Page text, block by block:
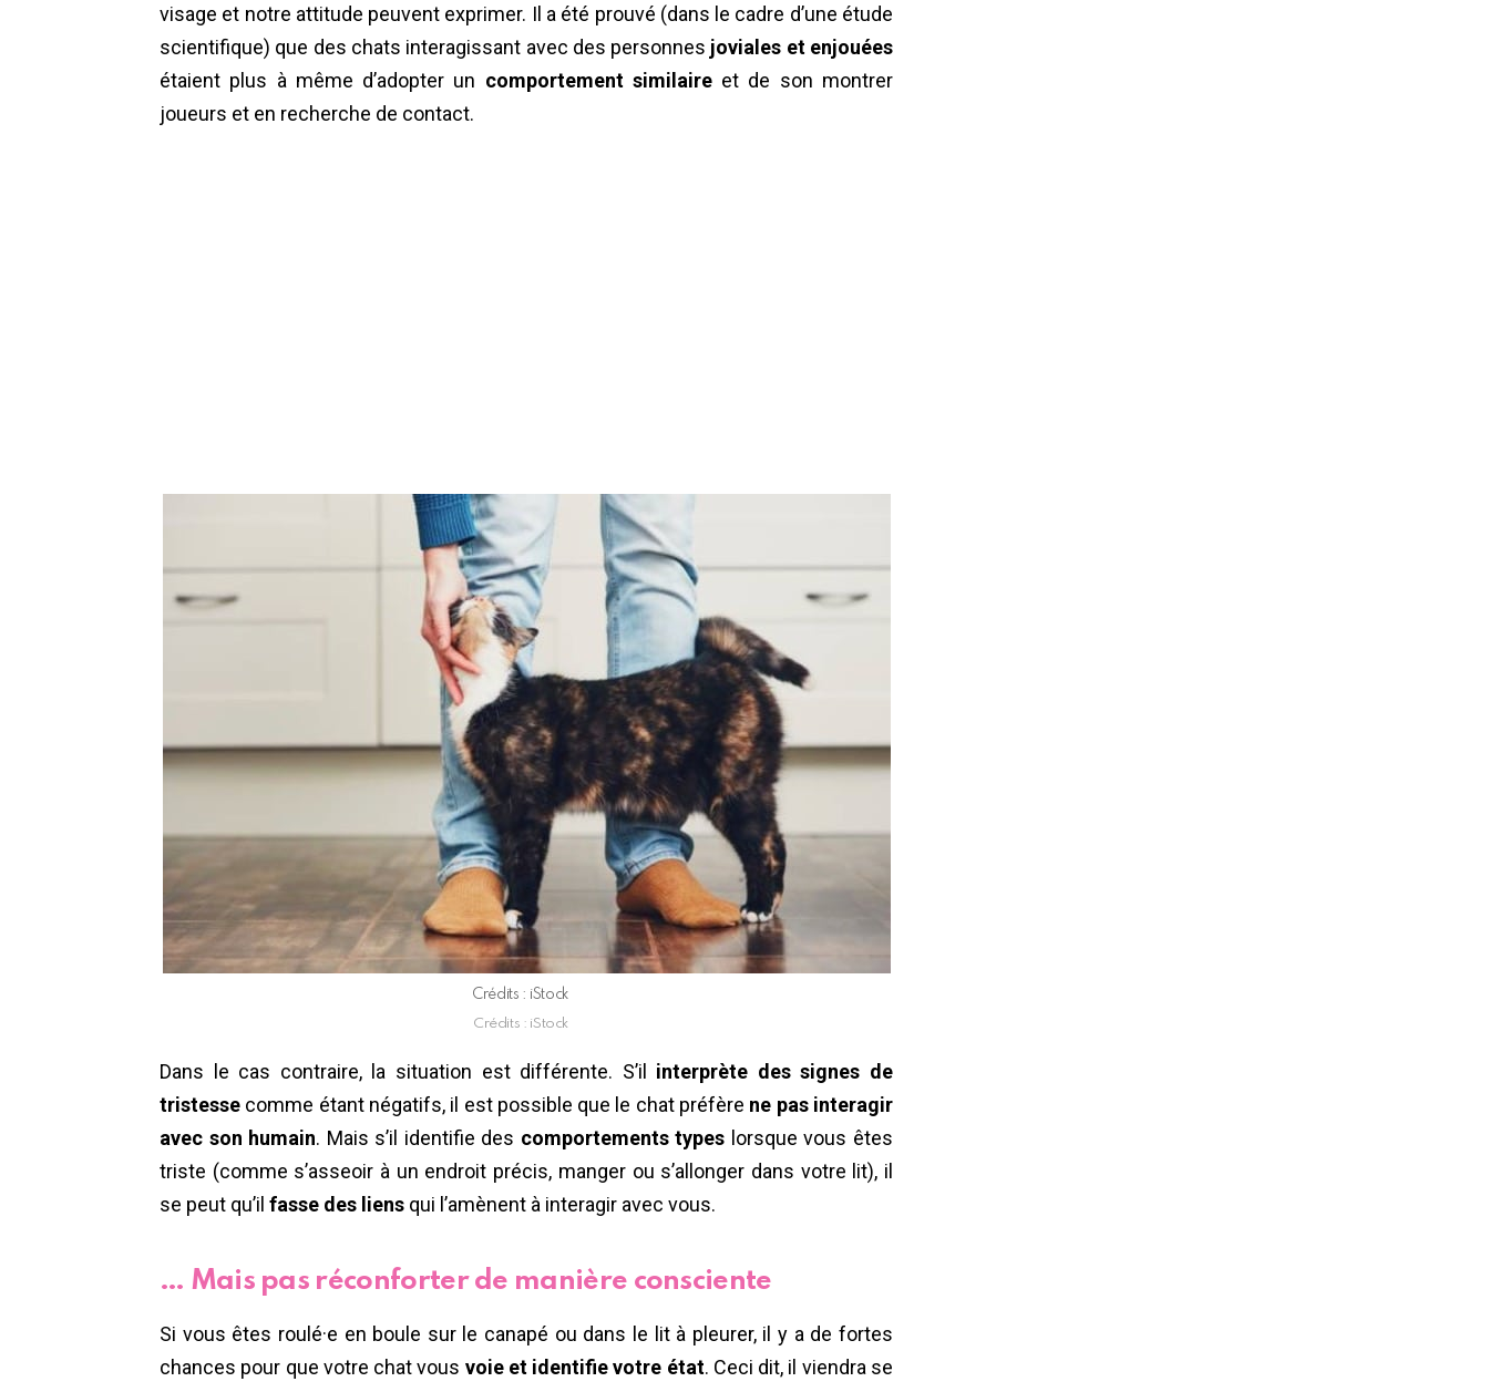
visage et notre attitude peuvent exprimer. Il a été prouvé (dans le cadre d’une étude
scientifique) que des chats interagissant avec des personnes joviales et enjouées
étaient plus à même d’adopter un comportement similaireet de son montrer
joueurs et en recherche de contact.
Crédits : iStock
Crédits : iStock
Dans le cas contraire, la situation est différente. S’il interprète des signes de
tristesse comme étant négatifs, il est possible que le chat préfère ne pas interagir
avec son humain. Mais s’il identifie des comportements types lorsque vous êtes
triste (comme s’asseoir à un endroit précis, manger ou s’allonger dans votre lit), il
se peut qu’il fasse des liens qui l’amènent à interagir avec vous.
… Mais pas réconforter de manière consciente
Si vous êtes roulé·e en boule sur le canapé ou dans le lit à pleurer, il y a de fortes
chances pour que votre chat vous voie et identifie votre état. Ceci dit, il viendra se